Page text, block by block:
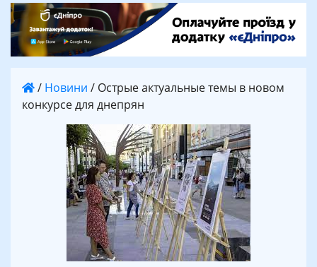
/ Новини / Острые актуальные темы в новом
конкурсе для днепрян